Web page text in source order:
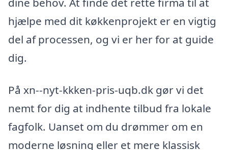
hjælpe med dit køkkenprojekt er en vigtig
del af processen, og vi er her for at guide
dig.
På xn--nyt-kkken-pris-uqb.dk gør vi det
nemt for dig at indhente tilbud fra lokale
fagfolk. Uanset om du drømmer om en
moderne løsning eller et mere klassisk